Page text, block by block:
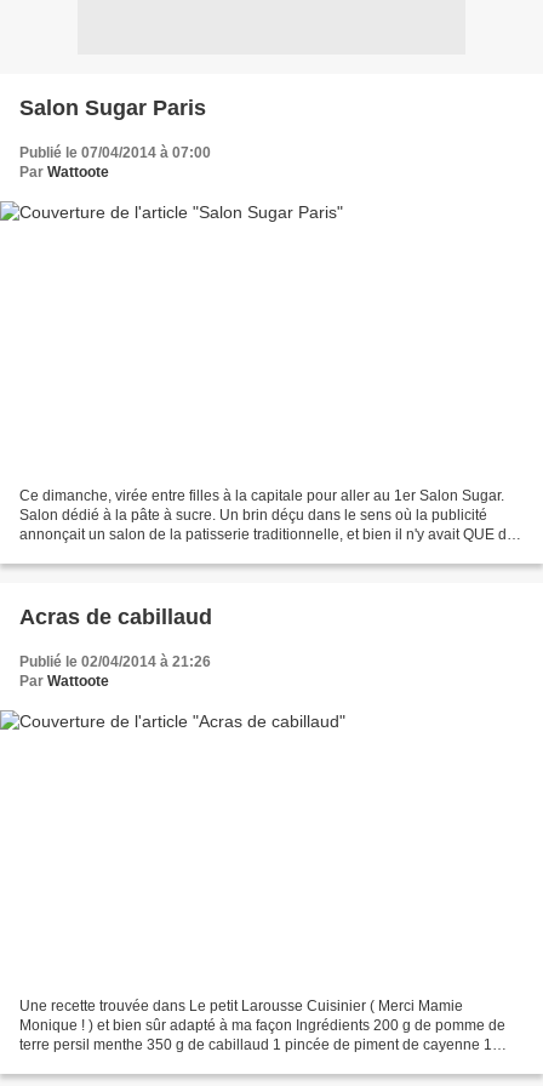
Salon Sugar Paris
Publié le 07/04/2014 à 07:00
Par Wattoote
Ce dimanche, virée entre filles à la capitale pour aller au 1er Salon Sugar.
Salon dédié à la pâte à sucre. Un brin déçu dans le sens où la publicité
annonçait un salon de la patisserie traditionnelle, et bien il n'y avait QUE de
Acras de cabillaud
Publié le 02/04/2014 à 21:26
Par Wattoote
Une recette trouvée dans Le petit Larousse Cuisinier ( Merci Mamie
Monique ! ) et bien sûr adapté à ma façon Ingrédients 200 g de pomme de
terre persil menthe 350 g de cabillaud 1 pincée de piment de cayenne 1